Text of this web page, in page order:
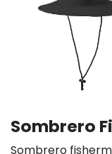
Sombrero
Sombrero